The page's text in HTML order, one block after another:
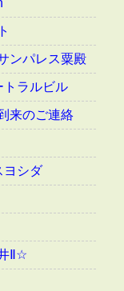
ンパレス粟殿
ラルビル
来のご連絡
シダ
Ⅱ☆